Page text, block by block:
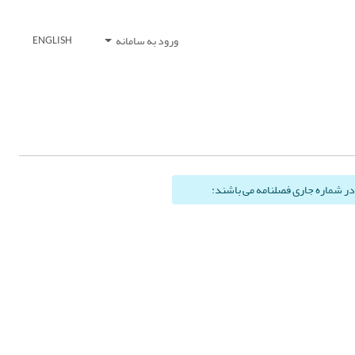
ورود به سامانه ENGLISH
در شماره جاری فصلنامه می باشند: